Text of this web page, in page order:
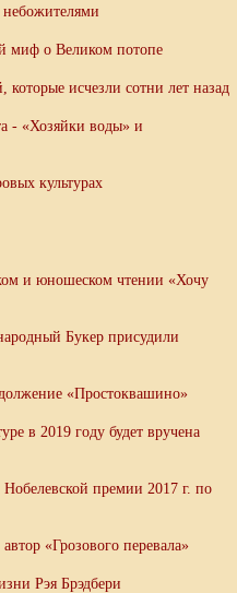
миф о Великом потопе
исчезли сотни лет назад
- «Хозяйки воды» и
культурах
и юношеском чтении «Хочу
Букер присудили
«Простоквашино»
в 2019 году будет вручена
Нобелевской премии 2017 г. по
«Грозового перевала»
Рэя Брэдбери